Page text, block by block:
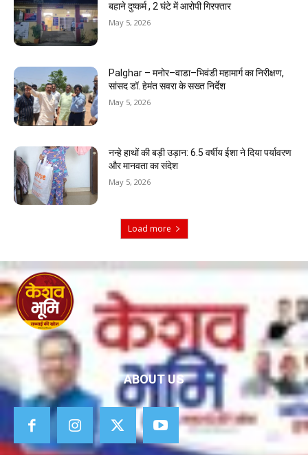
बहाने दुष्कर्म , 2 घंटे में आरोपी गिरफ्तार
May 5, 2026
Palghar – मनोर–वाडा–भिवंडी महामार्ग का निरीक्षण,
सांसद डॉ. हेमंत सवरा के सख्त निर्देश
May 5, 2026
नन्हे हाथों की बड़ी उड़ान: 6.5 वर्षीय ईशा ने दिया पर्यावरण
और मानवता का संदेश
May 5, 2026
Load more
ABOUT US